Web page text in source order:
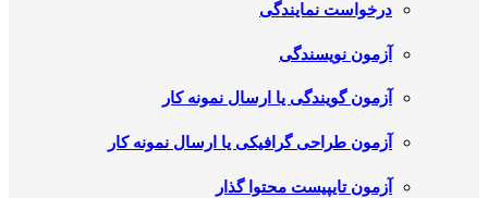
درخواست نمایندگی
آزمون نویسندگی
آزمون گویندگی یا ارسال نمونه کار
آزمون طراحی گرافیکی یا ارسال نمونه کار
آزمون تایپیست محتوا گذار